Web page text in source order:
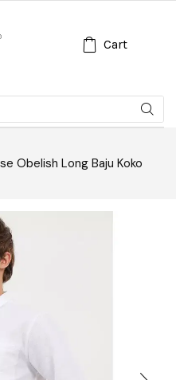
Cart
Obelish Long Baju Koko